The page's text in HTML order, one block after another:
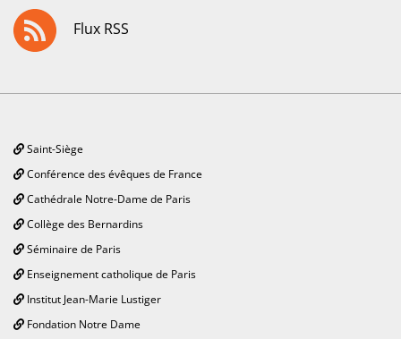
Flux RSS
Saint-Siège
Conférence des évêques de France
Cathédrale Notre-Dame de Paris
Collège des Bernardins
Séminaire de Paris
Enseignement catholique de Paris
Institut Jean-Marie Lustiger
Fondation Notre Dame